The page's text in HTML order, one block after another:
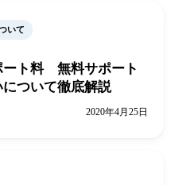
いて
ート料 無料サポート
ついて徹底解説
2020年4月25日